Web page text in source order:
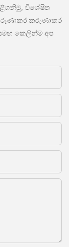
විශේෂිත
කරුණාකර කරුණාකර
කෙලින්ම අප